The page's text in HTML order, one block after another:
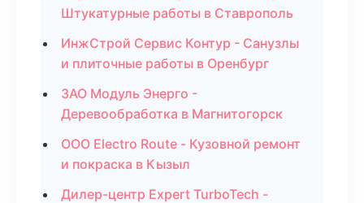
Штукатурные работы в Ставрополь
ИнжСтрой Сервис Контур - Санузлы
и плиточные работы в Оренбург
ЗАО Модуль Энерго -
Деревообработка в Магнитогорск
ООО Electro Route - Кузовной ремонт
и покраска в Кызыл
Дилер-центр Expert TurboTech -